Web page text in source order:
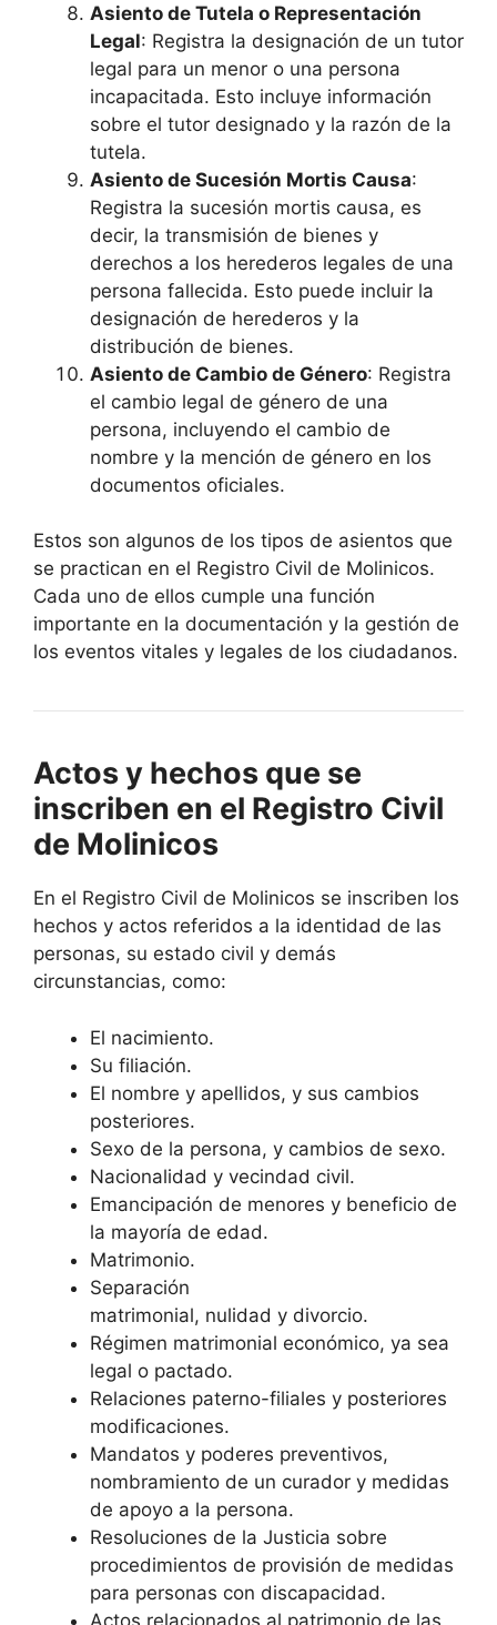
Asiento de Tutela o Representación
Legal: Registra la designación de un tutor
legal para un menor o una persona
incapacitada. Esto incluye información
sobre el tutor designado y la razón de la
tutela.
Asiento de Sucesión Mortis Causa:
Registra la sucesión mortis causa, es
decir, la transmisión de bienes y
derechos a los herederos legales de una
persona fallecida. Esto puede incluir la
designación de herederos y la
distribución de bienes.
Asiento de Cambio de Género: Registra
el cambio legal de género de una
persona, incluyendo el cambio de
nombre y la mención de género en los
documentos oficiales.
Estos son algunos de los tipos de asientos que
se practican en el Registro Civil de Molinicos.
Cada uno de ellos cumple una función
importante en la documentación y la gestión de
los eventos vitales y legales de los ciudadanos.
Actos y hechos que se
inscriben en el Registro Civil
de Molinicos
En el Registro Civil de Molinicos se inscriben los
hechos y actos referidos a la identidad de las
personas, su estado civil y demás
circunstancias, como:
El nacimiento.
Su filiación.
El nombre y apellidos, y sus cambios
posteriores.
Sexo de la persona, y cambios de sexo.
Nacionalidad y vecindad civil.
Emancipación de menores y beneficio de
la mayoría de edad.
Matrimonio.
Separación
matrimonial, nulidad y divorcio.
Régimen matrimonial económico, ya sea
legal o pactado.
Relaciones paterno-filiales y posteriores
modificaciones.
Mandatos y poderes preventivos,
nombramiento de un curador y medidas
de apoyo a la persona.
Resoluciones de la Justicia sobre
procedimientos de provisión de medidas
para personas con discapacidad.
Actos relacionados al patrimonio de las